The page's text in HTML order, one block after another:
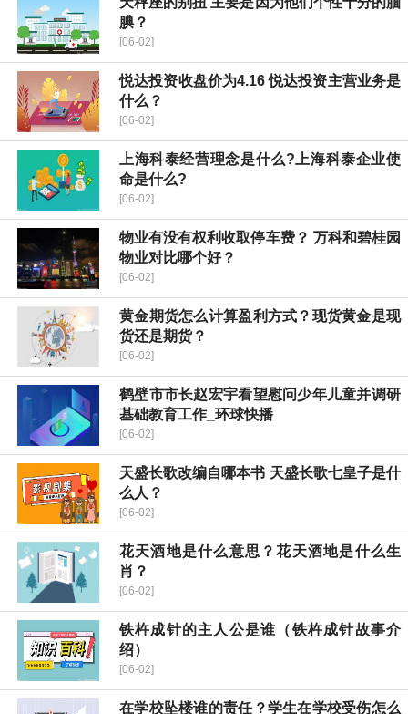
腆？
[06-02]
​悦达投资收盘价为4.16 ​悦达投资主营业务是
什么？
[06-02]
上海科泰经营理念是什么?上海科泰企业使
命是什么?
[06-02]
物业有没有权利收取停车费？ 万科和碧桂园
物业对比哪个好？
[06-02]
黄金期货怎么计算盈利方式？现货黄金是现
货还是期货？
[06-02]
鹤壁市市长赵宏宇看望慰问少年儿童并调研
基础教育工作_环球快播
[06-02]
天盛长歌改编自哪本书 天盛长歌七皇子是什
么人？
[06-02]
花天酒地是什么意思？花天酒地是什么生
肖？
[06-02]
铁杵成针的主人公是谁（铁杵成针故事介
绍）
[06-02]
在学校坠楼谁的责任？学生在学校受伤怎么